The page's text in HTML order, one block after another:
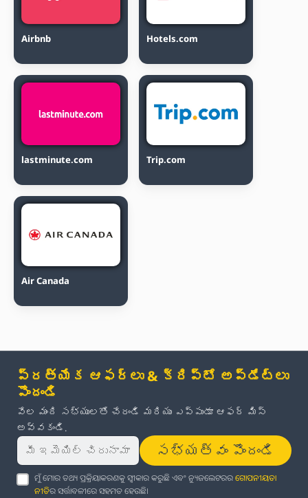
Airbnb Hotels.com
lastminute.com Trip.com
Air Canada
ప్రత్యేక ఆఫర్లు & క్రిప్టో అప్‌డేట్‌లు
పొందండి
వేల మంది సభ్యులతో చేరండి మరియు ఎప్పుడూ ఆఫర్ మిస్
అవ్వకండి.
సభ్యత్వం పొందండి
ମୁଁ ମୋର ତଥ୍ୟ ପ୍ରକ୍ରିୟାକରଣକୁ ସ୍ୱୀକାର କରୁଛି ଏବଂ ନ୍ୟୁଜଲେଟରରଗୋପନୀୟତା
ନୀତିର ସର୍ତ୍ତାବଳୀରେ ସହମତ ହେଉଛି।